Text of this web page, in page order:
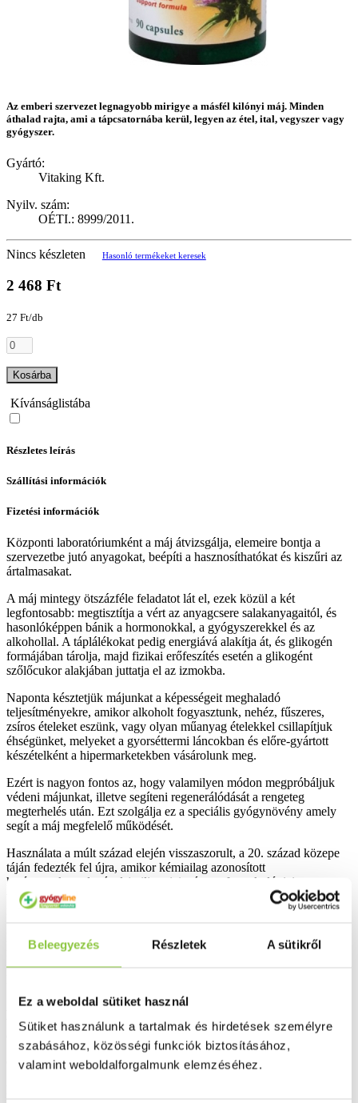
Beleegyezés Részletek A sütikről
Ez a weboldal sütiket használ
Sütiket használunk a tartalmak és hirdetések személyre
szabásához, közösségi funkciók biztosításához,
valamint weboldalforgalmunk elemzéséhez.
Az emberi szervezet legnagyobb mirigye a másfél kilónyi máj. Minden
áthalad rajta, ami a tápcsatornába kerül, legyen az étel, ital, vegyszer vagy
gyógyszer.
Gyártó:
Vitaking Kft.
Nyilv. szám:
OÉTI.: 8999/2011.
Nincs készleten Hasonló termékeket keresek
2 468 Ft
27 Ft/db
Kosárba
Kívánságlistába
Részletes leírás
Szállítási információk
Fizetési információk
Központi laboratóriumként a máj átvizsgálja, elemeire bontja a
szervezetbe jutó anyagokat, beépíti a hasznosíthatókat és kiszűri az
ártalmasakat.
A máj mintegy ötszázféle feladatot lát el, ezek közül a két
legfontosabb: megtisztítja a vért az anyagcsere salakanyagaitól, és
hasonlóképpen bánik a hormonokkal, a gyógyszerekkel és az
alkohollal. A táplálékokat pedig energiává alakítja át, és glikogén
formájában tárolja, majd fizikai erőfeszítés esetén a glikogént
szőlőcukor alakjában juttatja el az izmokba.
Naponta késztetjük májunkat a képességeit meghaladó
teljesítményekre, amikor alkoholt fogyasztunk, nehéz, fűszeres,
zsíros ételeket eszünk, vagy olyan műanyag ételekkel csillapítjuk
éhségünket, melyeket a gyorséttermi láncokban és előre-gyártott
készételként a hipermarketekben vásárolunk meg.
Ezért is nagyon fontos az, hogy valamilyen módon megpróbáljuk
védeni májunkat, illetve segíteni regenerálódását a rengeteg
megterhelés után. Ezt szolgálja ez a speciális gyógynövény amely
segít a máj megfelelő működését.
Használata a múlt század elején visszaszorult, a 20. század közepe
táján fedezték fel újra, amikor kémiailag azonosított
hatóanyagkomplexével (szilimarin) végzett farmakológiai
vizsgálatokban magyarázatot találtak a növény epe- és
májpanaszokat enyhítő hatására.
Bizonyítottan serkenti a máj fehérjeszintézisét, és az egészséges
májsejt növekedést.
A felhasználási javaslatban megadott mennyiséget ne lépje túl! A
termék nem helyettesíti a vegyes étrendet és az egészséges
életmódot. A doboz gyermekek elől gondosan elzárva tartandó!
Összetevők Mennyiség/napi adag RDA%